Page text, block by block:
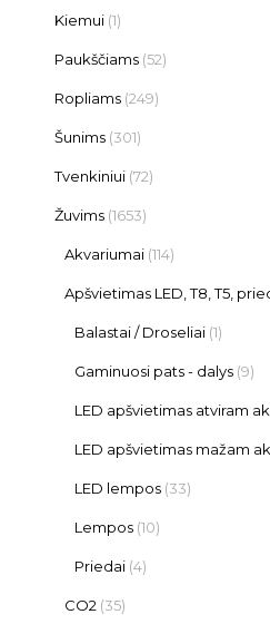
Kiemui (1)
Paukščiams (52)
Ropliams (249)
Šunims (301)
Tvenkiniui (72)
Žuvims (1653)
Akvariumai (114)
Apšvietimas LED, T8, T5,
Balastai / Droseliai (1)
Gaminuosi pats - dalys (9)
LED apšvietimas atviram
LED apšvietimas mažam
LED lempos (33)
Lempos (10)
Priedai (4)
CO2 (35)